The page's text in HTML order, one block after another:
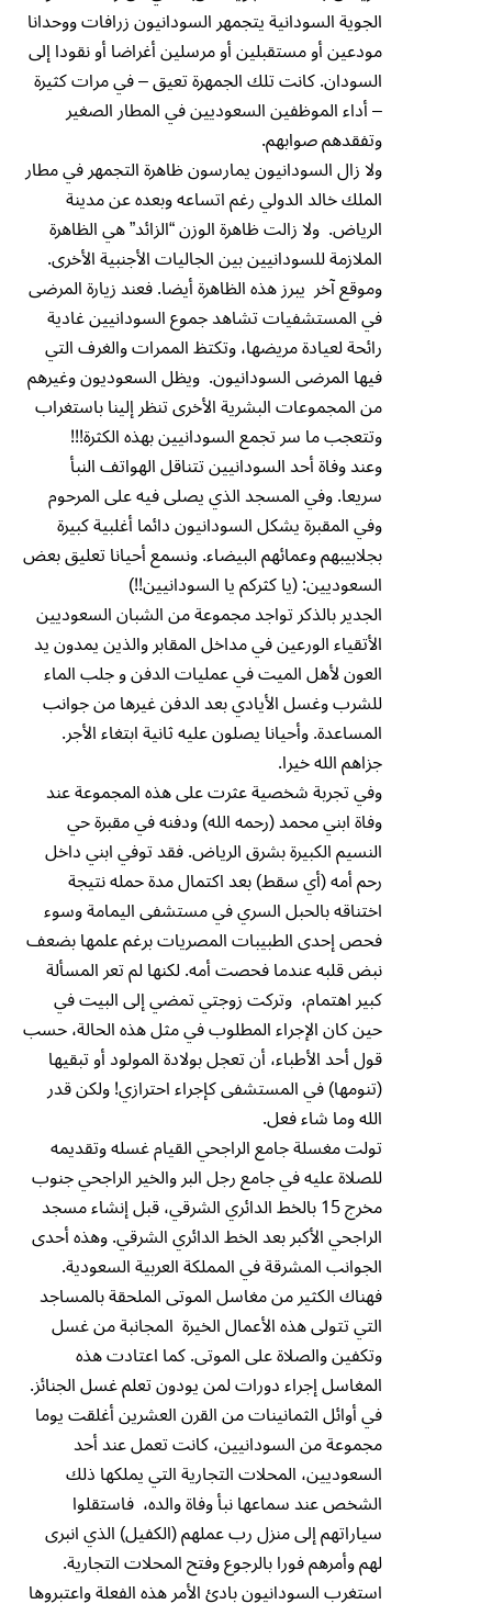
الجوية السودانية يتجمهر السودانيون زرافات ووحدانا
مودعين أو مستقبلين أو مرسلين أغراضا أو نقودا إلى
السودان. كانت تلك الجمهرة تعيق – في مرات كثيرة
– أداء الموظفين السعوديين في المطار الصغير
وتفقدهم صوابهم.
ولا زال السودانيون يمارسون ظاهرة التجمهر في مطار
الملك خالد الدولي رغم اتساعه وبعده عن مدينة
الرياض. ولا زالت ظاهرة الوزن “الزائد” هي الظاهرة
الملازمة للسودانيين بين الجاليات الأجنبية الأخرى.
وموقع آخر يبرز هذه الظاهرة أيضا. فعند زيارة المرضى
في المستشفيات تشاهد جموع السودانيين غادية
رائحة لعيادة مريضها، وتكتظ الممرات والغرف التي
فيها المرضى السودانيون. ويظل السعوديون وغيرهم
من المجموعات البشرية الأخرى تنظر إلينا باستغراب
وتتعجب ما سر تجمع السودانيين بهذه الكثرة!!!
وعند وفاة أحد السودانيين تتناقل الهواتف النبأ
سريعا. وفي المسجد الذي يصلى فيه على المرحوم
وفي المقبرة يشكل السودانيون دائما أغلبية كبيرة
بجلابيبهم وعمائهم البيضاء. ونسمع أحيانا تعليق بعض
السعوديين: (يا كثركم يا السودانيين!!)
الجدير بالذكر تواجد مجموعة من الشبان السعوديين
الأتقياء الورعين في مداخل المقابر والذين يمدون يد
العون لأهل الميت في عمليات الدفن و جلب الماء
للشرب وغسل الأيادي بعد الدفن غيرها من جوانب
المساعدة. وأحيانا يصلون عليه ثانية ابتغاء الأجر.
جزاهم الله خيرا.
وفي تجربة شخصية عثرت على هذه المجموعة عند
وفاة ابني محمد (رحمه الله) ودفنه في مقبرة حي
النسيم الكبيرة بشرق الرياض. فقد توفي ابني داخل
رحم أمه (أي سقط) بعد اكتمال مدة حمله نتيجة
اختناقه بالحبل السري في مستشفى اليمامة وسوء
فحص إحدى الطبيبات المصريات برغم علمها بضعف
نبض قلبه عندما فحصت أمه. لكنها لم تعر المسألة
كبير اهتمام، وتركت زوجتي تمضي إلى البيت في
حين كان الإجراء المطلوب في مثل هذه الحالة، حسب
قول أحد الأطباء، أن تعجل بولادة المولود أو تبقيها
(تنومها) في المستشفى كإجراء احترازي! ولكن قدر
الله وما شاء فعل.
تولت مغسلة جامع الراجحي القيام غسله وتقديمه
للصلاة عليه في جامع رجل البر والخير الراجحي جنوب
مخرج 15 بالخط الدائري الشرقي، قبل إنشاء مسجد
الراجحي الأكبر بعد الخط الدائري الشرقي. وهذه أحدى
الجوانب المشرقة في المملكة العربية السعودية.
فهناك الكثير من مغاسل الموتى الملحقة بالمساجد
التي تتولى هذه الأعمال الخيرة المجانبة من غسل
وتكفين والصلاة على الموتى. كما اعتادت هذه
المغاسل إجراء دورات لمن يودون تعلم غسل الجنائز.
في أوائل الثمانينات من القرن العشرين أغلقت يوما
مجموعة من السودانيين، كانت تعمل عند أحد
السعوديين، المحلات التجارية التي يملكها ذلك
الشخص عند سماعها نبأ وفاة والده، فاستقلوا
سياراتهم إلى منزل رب عملهم (الكفيل) الذي انبرى
لهم وأمرهم فورا بالرجوع وفتح المحلات التجارية.
استغرب السودانيون بادئ الأمر هذه الفعلة واعتبروها